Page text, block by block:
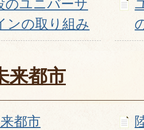
のユニバーサ
ンの取り組み
来都市
都市